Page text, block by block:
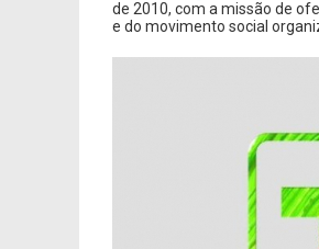
de 2010, com a missão de
e do movimento social